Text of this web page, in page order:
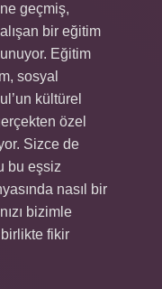
geçmiş,
bir eğitim
Eğitim
sosyal
kültürel
özel
Sizce de
bu eşsiz
nasıl bir
bizimle
fikir